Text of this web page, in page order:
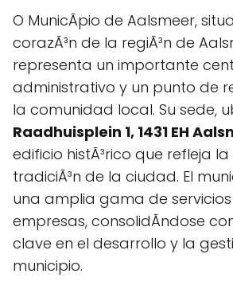
O MunicÃ­pio de Aalsmeer,
corazÃ³n de la regiÃ³n de
representa un importante
administrativo y un punto de
la comunidad local. Su sede,
Raadhuisplein 1, 1431 EH
edificio histÃ³rico que refleja
tradiciÃ³n de la ciudad. El
una amplia gama de
empresas, consolidÃndose
clave en el desarrollo y la
municipio.